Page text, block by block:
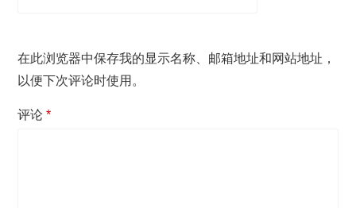
在此浏览器中保存我的显示名称、邮箱地址和网站地址，
以便下次评论时使用。
评论*